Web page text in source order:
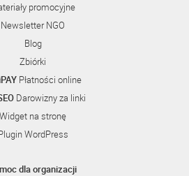
promocyjne
Newsletter NGO
Blog
Zbiórki
Płatności online
Darowizny za linki
Widget na stronę
WordPress
dla organizacji